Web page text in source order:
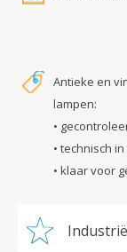
Antieke en
lampen:
•
• technisch
• klaar voor